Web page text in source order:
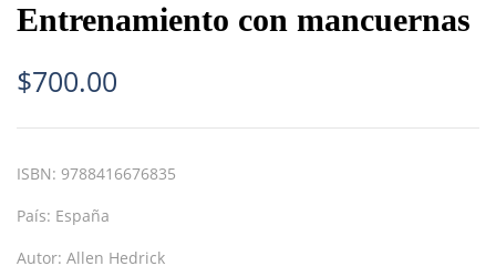
Entrenamiento con mancuernas
$700.00
ISBN: 9788416676835
País: España
Autor: Allen Hedrick